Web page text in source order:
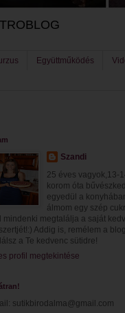
Együttműködés
Szandi
25 éves vagyok,13-
korom óta
egyedül a
álmom egy szép
mindenki megtalálja a saját
Addig is, remélem a
a Te kedvenc sütidre!
profil megtekintése
sutikbirodalma@gmail.com